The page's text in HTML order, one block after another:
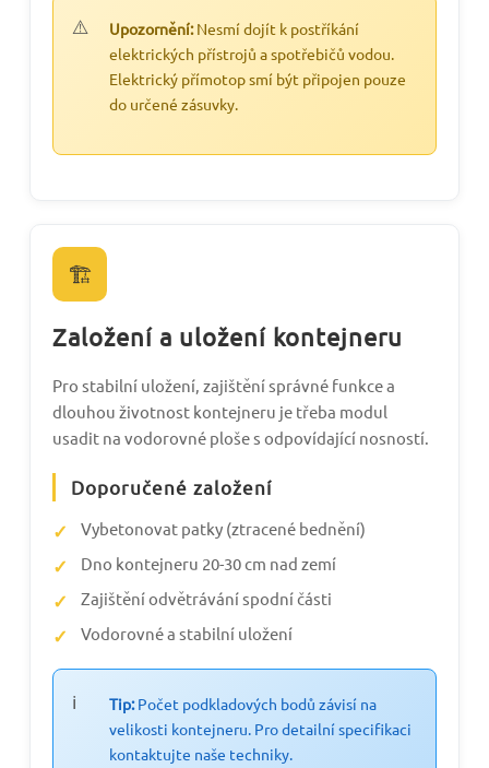
Upozornění:Nesmí dojít k postříkání
elektrických přístrojů a spotřebičů vodou.
Elektrický přímotop smí být připojen pouze
do určené zásuvky.
🏗️
Založení a uložení kontejneru
Pro stabilní uložení, zajištění správné funkce a
dlouhou životnost kontejneru je třeba modul
usadit na vodorovné ploše s odpovídající nosností.
Doporučené založení
Vybetonovat patky (ztracené bednění)
Dno kontejneru 20-30 cm nad zemí
Zajištění odvětrávání spodní části
Vodorovné a stabilní uložení
Tip:Počet podkladových bodů závisí na
velikosti kontejneru. Pro detailní specifikaci
kontaktujte naše techniky.